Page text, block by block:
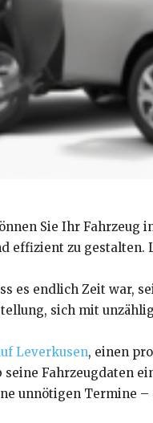
Sie Ihr Fahrzeug
effizient zu
es endlich Zeit war,
sich mit
Leverkusen, einen
seine Fahrzeugdaten
unnötigen Termine